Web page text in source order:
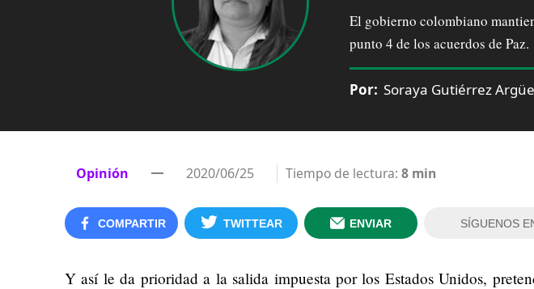
El gobierno colombiano
punto 4 de los acuerdos de Paz.
Por: Soraya Gutiérrez
Opinión 2020/06/25 Tiempo de lectura:8 min
COMPARTIR TWITTEAR ENVIAR SÍGUENOS
Y así le da prioridad a la salida impuesta por los Estados Unidos,